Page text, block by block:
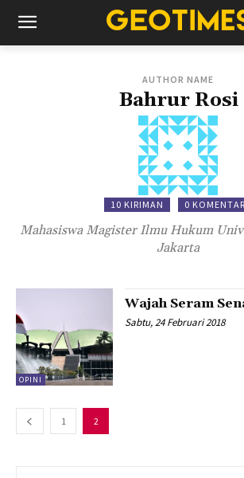
AUTHOR NAME
Bahrur Rosi
10 KIRIMAN 0 KOMENTAR
Mahasiswa Magister Ilmu Hukum
Jakarta
OPINI
Wajah Seram
Sabtu, 24 Februari 2018
1 2